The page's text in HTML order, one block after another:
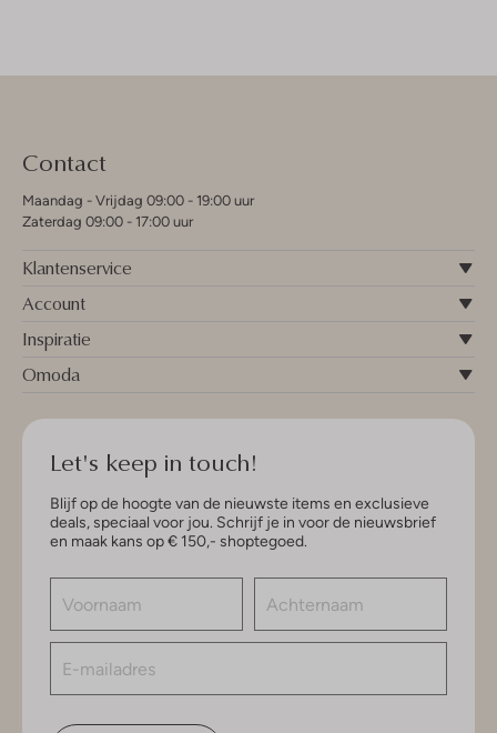
Contact
Maandag - Vrijdag 09:00 - 19:00 uur
Zaterdag 09:00 - 17:00 uur
Klantenservice
Account
Inspiratie
Omoda
Let's keep in touch!
Blijf op de hoogte van de nieuwste items en exclusieve
deals, speciaal voor jou. Schrijf je in voor de nieuwsbrief
en maak kans op € 150,- shoptegoed.